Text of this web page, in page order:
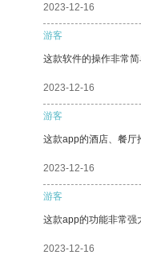
2023-12-16
游客
这款软件的操作非常简
2023-12-16
游客
这款app的酒店、餐厅
2023-12-16
游客
这款app的功能非常强
2023-12-16